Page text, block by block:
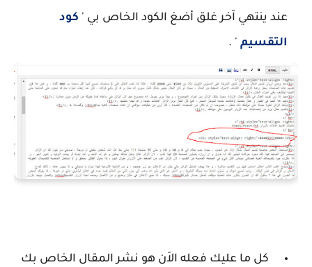
عند ينتهي اَخر غلق أضغ الكود الخاص بي ' كود
التقسيم ' .
كل ما عليك فعله الاَن هو نشر المقال الخاص بك